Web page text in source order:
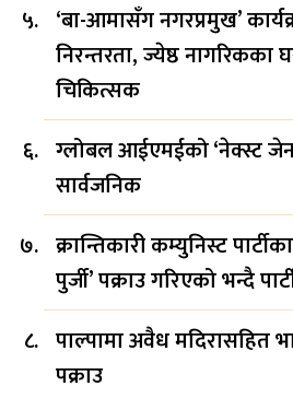
‘बा-आमासँग नगरप्रमुख’
निरन्तरता, ज्येष्ठ नागरिकका
चिकित्सक
ग्लोबल आईएमईको ‘नेक्स्ट
सार्वजनिक
क्रान्तिकारी कम्युनिस्ट
पुर्जी’ पक्राउ गरिएको भन्दै
पाल्पामा अवैध मदिरासहित
पक्राउ